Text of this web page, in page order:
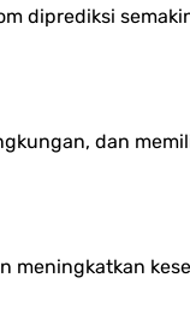
diprediksi
dan
meningkatkan